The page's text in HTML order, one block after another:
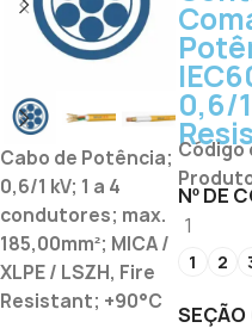
Cabo de Potência;
0,6/1 kV; 1 a 4
condutores; max.
185,00mm²; MICA /
XLPE / LSZH, Fire
Resistant; +90°C
0,6/
Código
Nº DE
1
1 2
SEÇÃO